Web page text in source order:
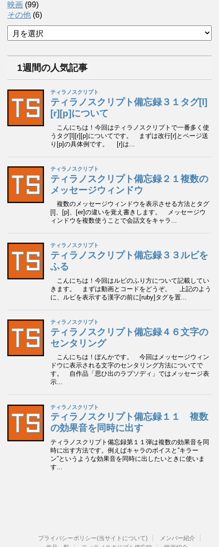
映画 (99)
その他 (6)
ア
ー
1週間の人気記事
プライバシーポリシー(当サイトについて)
メンバー紹介